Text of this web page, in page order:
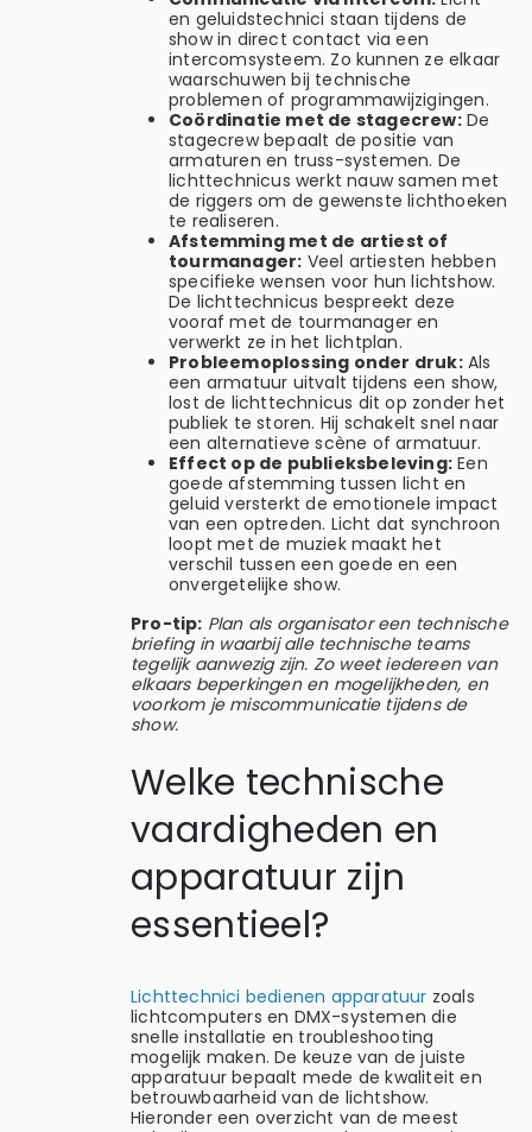
en geluidstechnici staan tijdens de
show in direct contact via een
intercomsysteem. Zo kunnen ze elkaar
waarschuwen bij technische
problemen of programmawijzigingen.
Coördinatie met de stagecrew:De
stagecrew bepaalt de positie van
armaturen en truss-systemen. De
lichttechnicus werkt nauw samen met
de riggers om de gewenste lichthoeken
te realiseren.
Afstemming met de artiest of
tourmanager: Veel artiesten hebben
specifieke wensen voor hun lichtshow.
De lichttechnicus bespreekt deze
vooraf met de tourmanager en
verwerkt ze in het lichtplan.
Probleemoplossing onder druk:Als
een armatuur uitvalt tijdens een show,
lost de lichttechnicus dit op zonder het
publiek te storen. Hij schakelt snel naar
een alternatieve scène of armatuur.
Effect op de publieksbeleving: Een
goede afstemming tussen licht en
geluid versterkt de emotionele impact
van een optreden. Licht dat synchroon
loopt met de muziek maakt het
verschil tussen een goede en een
onvergetelijke show.
Pro-tip: Plan als organisator een technische
briefing in waarbij alle technische teams
tegelijk aanwezig zijn. Zo weet iedereen van
elkaars beperkingen en mogelijkheden, en
voorkom je miscommunicatie tijdens de
show.
Welke technische
vaardigheden en
apparatuur zijn
essentieel?
Lichttechnici bedienen apparatuur zoals
lichtcomputers en DMX-systemen die
snelle installatie en troubleshooting
mogelijk maken. De keuze van de juiste
apparatuur bepaalt mede de kwaliteit en
betrouwbaarheid van de lichtshow.
Hieronder een overzicht van de meest